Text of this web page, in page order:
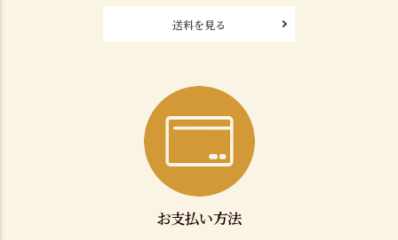
送料を見る
お支払い方法